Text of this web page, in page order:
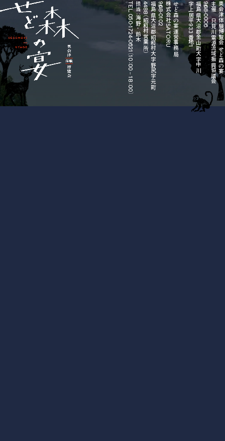
奥会津体験博覧会 せど森の宴
主催 只見川電源流域振興協議会
〒968-0006
福島県大沼郡金山町大字中川
字上居平933番地1
せど森の宴運営事務局
株式会社SATORU
〒968-0102
福島県大沼郡昭和村大字野尻字元町
4488（昭和村営業所）
担当：海野・鈴木
TEL 050-1724-0621〔10：00－18：00〕